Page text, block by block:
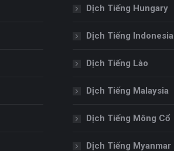
Dịch Tiếng Hungary
Dịch Tiếng Indonesia
Dịch Tiếng Lào
Dịch Tiếng Malaysia
Dịch Tiếng Mông Cổ
Dịch Tiếng Myanmar